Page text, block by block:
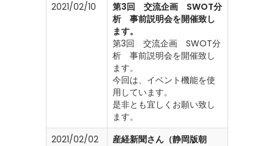
2021/02/10
第3回 交流企画 SWOT分
析 事前説明会を開催致し
ます。
第3回 交流企画 SWOT分
析 事前説明会を開催致し
ます。
今回は、イベント機能を使
用しています。
是非とも宜しくお願い致し
ます。
2021/02/02
産経新聞さん（静岡版朝